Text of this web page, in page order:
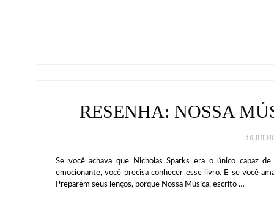
RESENHA: NOSSA
16
Se você achava que Nicholas Sparks era o único capaz
emocionante, você precisa conhecer esse livro. E se você
Preparem seus lenços, porque Nossa Música, escrito …